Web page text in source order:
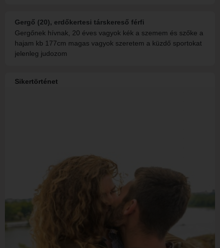
Gergő (20), erdőkertesi társkereső férfi
Gergőnek hívnak, 20 éves vagyok kék a szemem és szőke a
hajam kb 177cm magas vagyok szeretem a küzdő sportokat
jelenleg judozom
Sikertörténet